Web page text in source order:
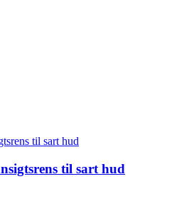
til sart hud